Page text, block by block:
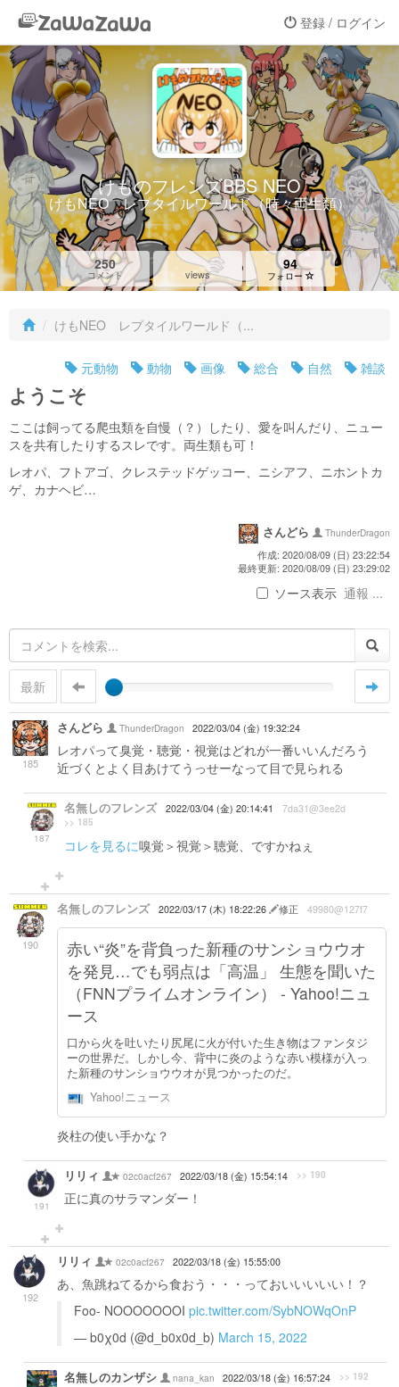
登録 / ログイン
けものフレンズBBS NEO
けもNEO レプタイルワールド（時々両生類）
250
コメント views
94
フォロー
けもNEO レプタイルワールド（...
元動物 動物 画像 総合 自然 雑談
ようこそ
ここは飼ってる爬虫類を自慢（？）したり、愛を叫んだり、ニュー
スを共有したりするスレです。両生類も可！
レオパ、フトアゴ、クレステッドゲッコー、ニシアフ、ニホントカ
ゲ、カナヘビ…
さんどら
ThunderDragon
作成: 2020/08/09 (日) 23:22:54
最終更新: 2020/08/09 (日) 23:29:02
ソース表示 通報 ...
最新
185
さんどら ThunderDragon 2022/03/04 (金) 19:32:24
レオパって臭覚・聴覚・視覚はどれが一番いいんだろう
近づくとよく目あけてうっせーなって目で見られる
187
名無しのフレンズ 2022/03/04 (金) 20:14:41 7da31@3ee2d
>> 185
コレを見るに嗅覚＞視覚＞聴覚、ですかねぇ
190
名無しのフレンズ 2022/03/17 (木) 18:22:26 修正 49980@127f7
赤い“炎”を背負った新種のサンショウウオ
を発見…でも弱点は「高温」 生態を聞いた
（FNNプライムオンライン） - Yahoo!ニュ
ース
口から火を吐いたり尻尾に火が付いた生き物はファンタジ
ーの世界だ。しかし今、背中に炎のような赤い模様が入っ
た新種のサンショウウオが見つかったのだ。
Yahoo!ニュース
炎柱の使い手かな？
191
リリィ 02c0acf267 2022/03/18 (金) 15:54:14 >> 190
正に真のサラマンダー！
192
リリィ 02c0acf267 2022/03/18 (金) 15:55:00
あ、魚跳ねてるから食おう・・・っておいいいいい！？
Foo- NOOOOOOOI pic.twitter.com/SybNOWqOnP
— b0χ0d (@d_b0x0d_b) March 15, 2022
名無しのカンザシ nana_kan 2022/03/18 (金) 16:57:24 >> 192